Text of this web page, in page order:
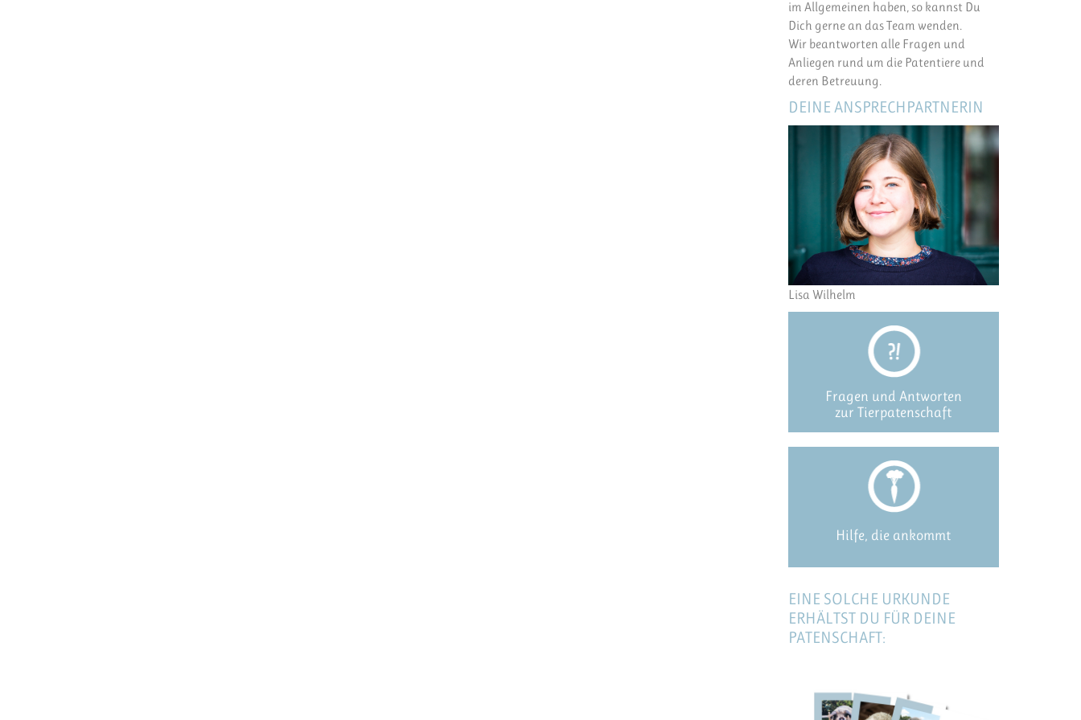
im Allgemeinen haben, so kannst Du
Dich gerne an das Team wenden.
Wir beantworten alle Fragen und
Anliegen rund um die Patentiere und
deren Betreuung.
DEINE ANSPRECHPARTNERIN
Lisa Wilhelm
Fragen und Antworten
zur Tierpatenschaft
Hilfe, die ankommt
EINE SOLCHE URKUNDE
ERHÄLTST DU FÜR DEINE
PATENSCHAFT: